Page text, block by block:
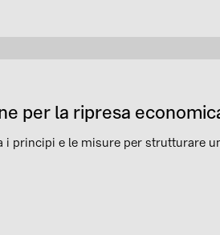
per la ripresa
i principi e le misure per strutturare